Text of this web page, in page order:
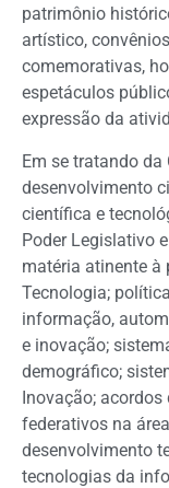
patrimônio
artístico,
comemorativas,
espetáculos
expressão da
Em se tratando da
desenvolvimento
científica e
Poder Legislativo
matéria atinente à
Tecnologia;
informação,
e inovação;
demográfico;
Inovação;
federativos na
desenvolvimento
tecnologias da